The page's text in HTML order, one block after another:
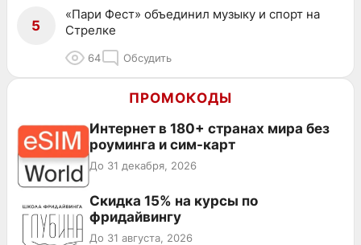
5
«Пари Фест» объединил музыку и спорт на
Стрелке
64 Обсудить
ПРОМОКОДЫ
Интернет в 180+ странах мира без
роуминга и сим-карт
До 31 декабря, 2026
Скидка 15% на курсы по
фридайвингу
До 31 августа, 2026